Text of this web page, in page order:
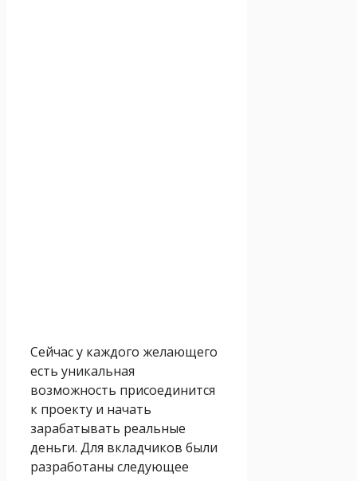
Сейчас у каждого желающего
есть уникальная
возможность присоединится
к проекту и начать
зарабатывать реальные
деньги. Для вкладчиков были
разработаны следующее